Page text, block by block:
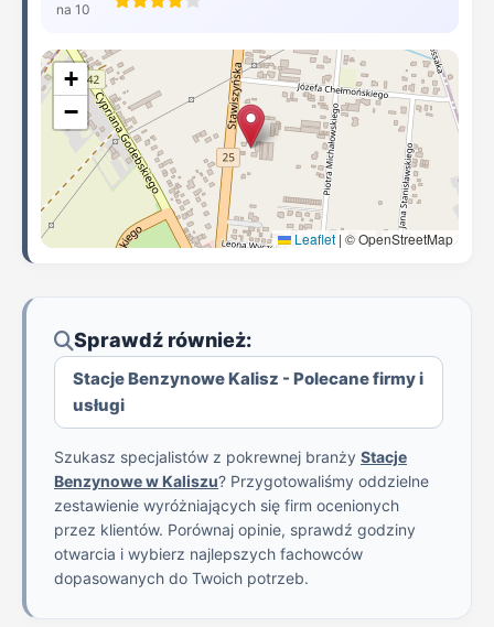
na 10
+
−
Leaflet | © OpenStreetMap
Sprawdź również:
Stacje Benzynowe Kalisz - Polecane firmy i
usługi
Szukasz specjalistów z pokrewnej branży Stacje
Benzynowe w Kaliszu? Przygotowaliśmy oddzielne
zestawienie wyróżniających się firm ocenionych
przez klientów. Porównaj opinie, sprawdź godziny
otwarcia i wybierz najlepszych fachowców
dopasowanych do Twoich potrzeb.